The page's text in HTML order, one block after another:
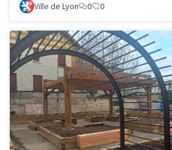
Ville de Lyon 0 0